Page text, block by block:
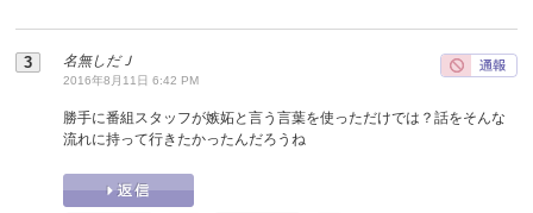
名無しだＪ
2016年8月11日 6:42 PM
勝手に番組スタッフが嫉妬と言う言葉を使っただけでは？話をそんな
流れに持って行きたかったんだろうね